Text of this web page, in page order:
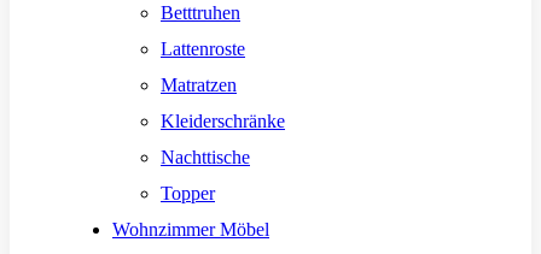
Betttruhen
Lattenroste
Matratzen
Kleiderschränke
Nachttische
Topper
Wohnzimmer Möbel